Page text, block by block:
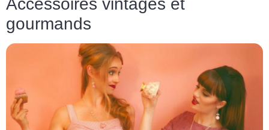
Accessoires vintages et
gourmands